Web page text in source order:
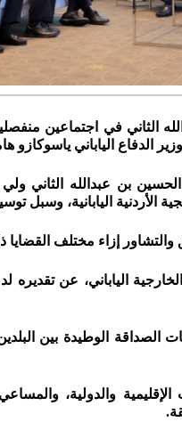
الثاني في اجتماعين
الدفاع الياباني ياسوكازو
بن عبدالله الثاني
الأردنية اليابانية، وسبل
والتشاور إزاء مختلف القضايا
الياباني، عن تقديره
الصداقة الوطيدة بين
والدولية،